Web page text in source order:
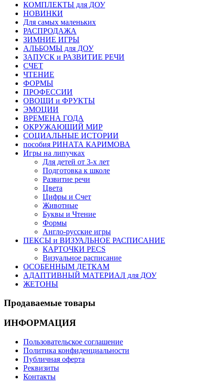
КОМПЛЕКТЫ для ДОУ
НОВИНКИ
Для самых маленьких
РАСПРОДАЖА
ЗИМНИЕ ИГРЫ
АЛЬБОМЫ для ДОУ
ЗАПУСК и РАЗВИТИЕ РЕЧИ
СЧЕТ
ЧТЕНИЕ
ФОРМЫ
ПРОФЕССИИ
ОВОЩИ и ФРУКТЫ
ЭМОЦИИ
ВРЕМЕНА ГОДА
ОКРУЖАЮЩИЙ МИР
СОЦИАЛЬНЫЕ ИСТОРИИ
пособия РИНАТА КАРИМОВА
Игры на липучках
Для детей от 3-х лет
Подготовка к школе
Развитие речи
Цвета
Цифры и Счет
Животные
Буквы и Чтение
Формы
Англо-русские игры
ПЕКСЫ и ВИЗУАЛЬНОЕ РАСПИСАНИЕ
КАРТОЧКИ PECS
Визуальное расписание
ОСОБЕННЫМ ДЕТКАМ
АДАПТИВНЫЙ МАТЕРИАЛ для ДОУ
ЖЕТОНЫ
Продаваемые товары
ИНФОРМАЦИЯ
Пользовательское соглашение
Политика конфиденциальности
Публичная оферта
Реквизиты
Контакты